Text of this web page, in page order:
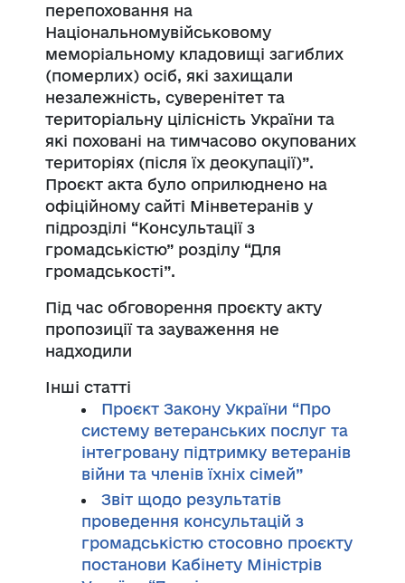
перепоховання на
Національномувійськовому
меморіальному кладовищі загиблих
(померлих) осіб, які захищали
незалежність, суверенітет та
територіальну цілісність України та
які поховані на тимчасово окупованих
територіях (після їх деокупації)”.
Проєкт акта було оприлюднено на
офіційному сайті Мінветеранів у
підрозділі “Консультації з
громадськістю” розділу “Для
громадськості”.
Під час обговорення проєкту акту
пропозиції та зауваження не
надходили
Інші статті
Проєкт Закону України “Про
систему ветеранських послуг та
інтегровану підтримку ветеранів
війни та членів їхніх сімей”
Звіт щодо результатів
проведення консультацій з
громадськістю стосовно проєкту
постанови Кабінету Міністрів